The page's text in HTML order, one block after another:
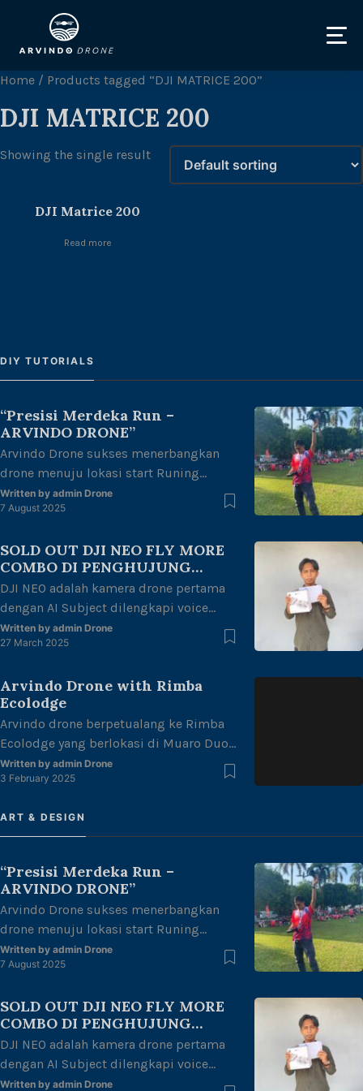
Home / Products tagged “DJI MATRICE 200”
DJI MATRICE 200
Showing the single result
DJI Matrice 200
Read more
DIY TUTORIALS
“Presisi Merdeka Run –
ARVINDO DRONE”
Arvindo Drone sukses menerbangkan
drone menuju lokasi start Runing
untuk melakukan mapping area di
halaman kantor gubernur Jambi dengan
tuah negeri” dalam rangka
kemerdekaan Republik Indonesia ke 80
thn. Dengan di ikuti oleh berbagai
kalangan mulai dari anak-anak, remaja,
dewasa hingga lansia juga
memeriahkan acara ini.
Written by admin Drone
7 August 2025
SOLD OUT DJI NEO FLY MORE
COMBO DI PENGHUJUNG
RAMADHAN
DJI NEO adalah kamera drone pertama
dengan AI Subject dilengkapi voice
control dan mobile control. Dji NEO FLY
MORE COMBO TERJUAL HABIS Di akhir
Arvindo Drone sangat senang bisa
bersama para pecinta photography atau
sejenisnya yang berhubungan dengan
drone, dapat menyediakan drone yang
anda inginkan adalah salah satu
kepuasan tersendiri […]
Written by admin Drone
27 March 2025
Arvindo Drone with Rimba
Ecolodge
Arvindo drone berpetualang ke Rimba
Ecolodge yang berlokasi di Muaro Duo
Bay, Tlk. Kabung sel, Kec, Bungus Tlk
Kabung, Kota Padang, Sumatera barat.
ecolodge dengan menikmati keindahan
alam yang terhampar luas dengan pasir
yang masih terjaga. Selain menikmati
keindahan alamnya, kita juga menyelam
[…]
Written by admin Drone
3 February 2025
ART & DESIGN
“Presisi Merdeka Run –
ARVINDO DRONE”
Arvindo Drone sukses menerbangkan
drone menuju lokasi start Runing
untuk melakukan mapping area di
halaman kantor gubernur Jambi dengan
tuah negeri” dalam rangka
kemerdekaan Republik Indonesia ke 80
thn. Dengan di ikuti oleh berbagai
kalangan mulai dari anak-anak, remaja,
dewasa hingga lansia juga
Written by admin Drone
7 August 2025
SOLD OUT DJI NEO FLY MORE
COMBO DI PENGHUJUNG
RAMADHAN
DJI NEO adalah kamera drone pertama
dengan AI Subject dilengkapi voice
control dan mobile control. Dji NEO FLY
Written by admin Drone